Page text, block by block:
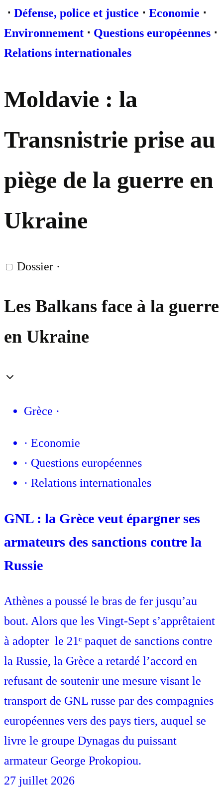
⋅ Défense, police et justice ⋅ Economie ⋅
Environnement ⋅ Questions européennes ⋅
Relations internationales
Moldavie : la
Transnistrie prise au
piège de la guerre en
Ukraine
Dossier ·
Les Balkans face à la guerre
en Ukraine
Grèce ·
· Economie
· Questions européennes
· Relations internationales
GNL : la Grèce veut épargner ses
armateurs des sanctions contre la
Russie
Athènes a poussé le bras de fer jusqu’au
bout. Alors que les Vingt-Sept s’apprêtaient
à adopter le 21ᵉ paquet de sanctions contre
la Russie, la Grèce a retardé l’accord en
refusant de soutenir une mesure visant le
transport de GNL russe par des compagnies
européennes vers des pays tiers, auquel se
livre le groupe Dynagas du puissant
armateur George Prokopiou.
27 juillet 2026